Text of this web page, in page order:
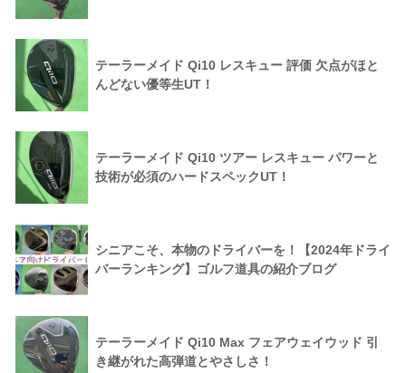
テーラーメイド Qi10 レスキュー 評価 欠点がほと
んどない優等生UT！
テーラーメイド Qi10 ツアー レスキュー パワーと
技術が必須のハードスペックUT！
シニアこそ、本物のドライバーを！【2024年ドライ
バーランキング】ゴルフ道具の紹介ブログ
テーラーメイド Qi10 Max フェアウェイウッド 引
き継がれた高弾道とやさしさ！